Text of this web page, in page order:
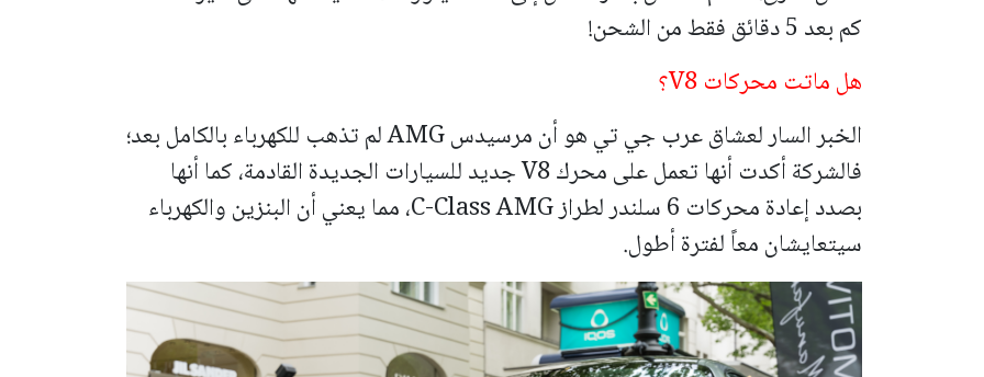
كم بعد 5 دقائق فقط من الشحن!
هل ماتت محركات V8؟
الخبر السار لعشاق عرب جي تي هو أن مرسيدس AMG لم تذهب للكهرباء بالكامل بعد؛
فالشركة أكدت أنها تعمل على محرك V8 جديد للسيارات الجديدة القادمة، كما أنها
بصدد إعادة محركات 6 سلندر لطراز C-Class AMG، مما يعني أن البنزين والكهرباء
سيتعايشان معاً لفترة أطول.